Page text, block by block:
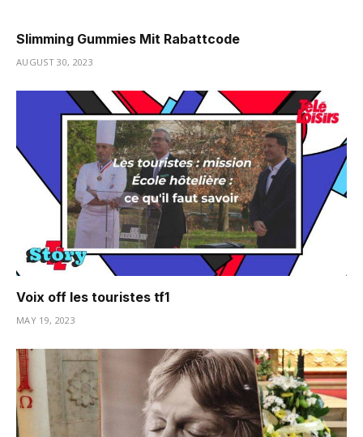
Slimming Gummies Mit Rabattcode
AUGUST 30, 2023
Voix off les touristes tf1
MAY 19, 2023